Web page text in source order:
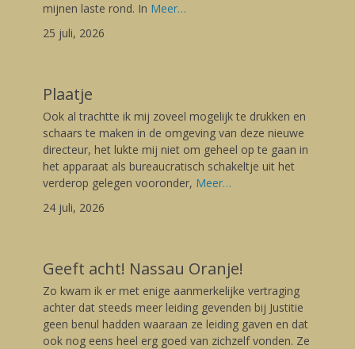
mijnen laste rond. In Meer…
25 juli, 2026
Plaatje
Posted
on
24/07/2026
Author
Gerard
Ook al trachtte ik mij zoveel mogelijk te drukken en
schaars te maken in de omgeving van deze nieuwe
directeur, het lukte mij niet om geheel op te gaan in
het apparaat als bureaucratisch schakeltje uit het
verderop gelegen vooronder, Meer…
24 juli, 2026
Geeft acht! Nassau Oranje!
Posted
on
23/07/2026
Author
Gerard
Zo kwam ik er met enige aanmerkelijke vertraging
achter dat steeds meer leiding gevenden bij Justitie
geen benul hadden waaraan ze leiding gaven en dat
ook nog eens heel erg goed van zichzelf vonden. Ze